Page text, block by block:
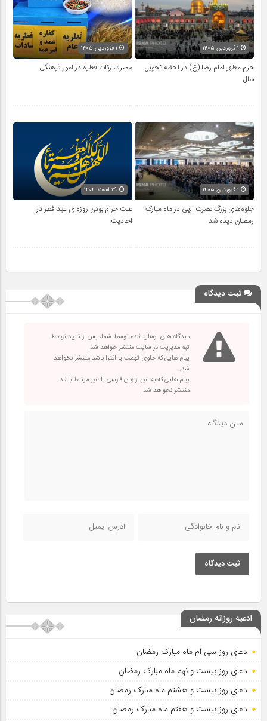
حرم مطهر امام رضا (ع) در لحظه تحویل
سال
مصرف زکات فطره در امور فرهنگی
جلوه‌های بزرگ نصرت الهی در ماه مبارک
رمضان دیده شد
علت حرام بودن روزه ی عید فطر در
احادیث
ثبت دیدگاه
دیدگاه های ارسال شده توسط شما، پس از تایید توسط
تیم مدیریت در سایت منتشر خواهد شد.
پیام هایی که حاوی تهمت یا افترا باشد منتشر نخواهد
شد.
پیام هایی که به غیر از زبان فارسی یا غیر مرتبط باشد
منتشر نخواهد شد.
ثبت دیدگاه
ادعیه روزانه رمضان
دعای روز سی ام ماه مبارک رمضان
دعای روز بیست و نهم ماه مبارک رمضان
دعای روز بیست و هشتم ماه مبارک رمضان
دعای روز بیست و هفتم ماه مبارک رمضان